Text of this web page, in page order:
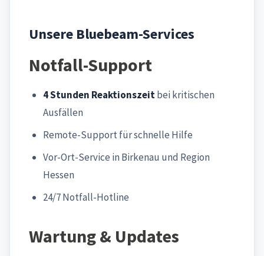
Unsere Bluebeam-Services
Notfall-Support
4 Stunden Reaktionszeitbei kritischen
Ausfällen
Remote-Support für schnelle Hilfe
Vor-Ort-Service in Birkenau und Region
Hessen
24/7 Notfall-Hotline
Wartung & Updates